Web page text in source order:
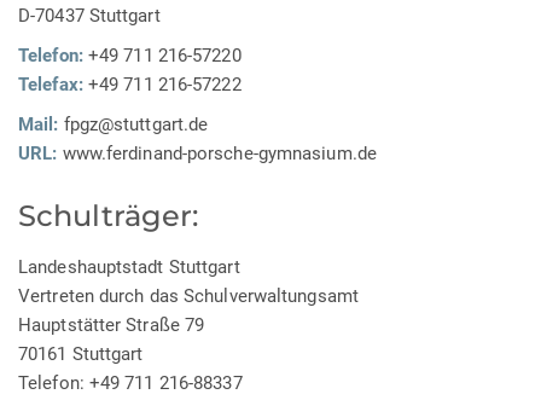
D-70437 Stuttgart
Telefon:+49 711 216-57220
Telefax:+49 711 216-57222
Mail: fpgz@stuttgart.de
URL: www.ferdinand-porsche-gymnasium.de
Schulträger:
Landeshauptstadt Stuttgart
Vertreten durch das Schulverwaltungsamt
Hauptstätter Straße 79
70161 Stuttgart
Telefon: +49 711 216-88337